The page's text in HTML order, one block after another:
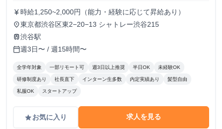
currency_yen 時給1,250~2,000円（能力・経験に応じて昇給あり）
place東京都渋谷区東2−20−13 シャトレー渋谷215
train渋谷駅
calendar_today週3日〜 / 週15時間〜
全学年対象 一部リモート可 週3日以上推奨 半日OK 未経験OK
研修制度あり 社長直下 インターン生多数 内定実績あり 髪型自由
私服OK スタートアップ
gradeお気に入り 求人を見る